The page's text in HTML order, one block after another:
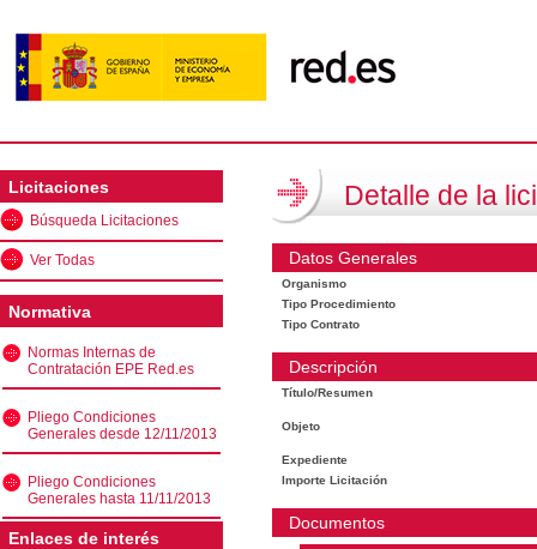
Licitaciones
Búsqueda Licitaciones
Ver Todas
Normativa
Normas Internas de
Contratación EPE Red.es
Pliego Condiciones
Generales desde 12/11/2013
Pliego Condiciones
Generales hasta 11/11/2013
Enlaces de interés
Detalle de la
Datos Generales
Organismo
Tipo Procedimiento
Tipo Contrato
Descripción
Título/Resumen
Objeto
Expediente
Importe Licitación
Documentos